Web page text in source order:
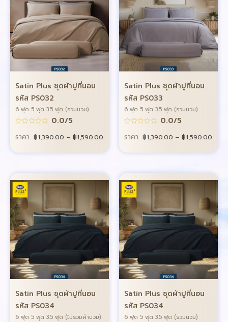
Satin Plus ชุดผ้าปูที่นอน
รหัส PS032
6 ฟุต 5 ฟุต 3.5 ฟุต (รวมนวม)
0.0/5
ราคา: ฿1,390.00 – ฿1,590.00
Satin Plus ชุดผ้าปูที่นอน
รหัส PS033
6 ฟุต 5 ฟุต 3.5 ฟุต (รวมนวม)
0.0/5
ราคา: ฿1,390.00 – ฿1,590.00
Satin Plus ชุดผ้าปูที่นอน
รหัส PS034
6 ฟุต 5 ฟุต 3.5 ฟุต (ไม่รวมผ้านวม)
Satin Plus ชุดผ้าปูที่นอน
รหัส PS034
6 ฟุต 5 ฟุต 3.5 ฟุต (รวมนวม)